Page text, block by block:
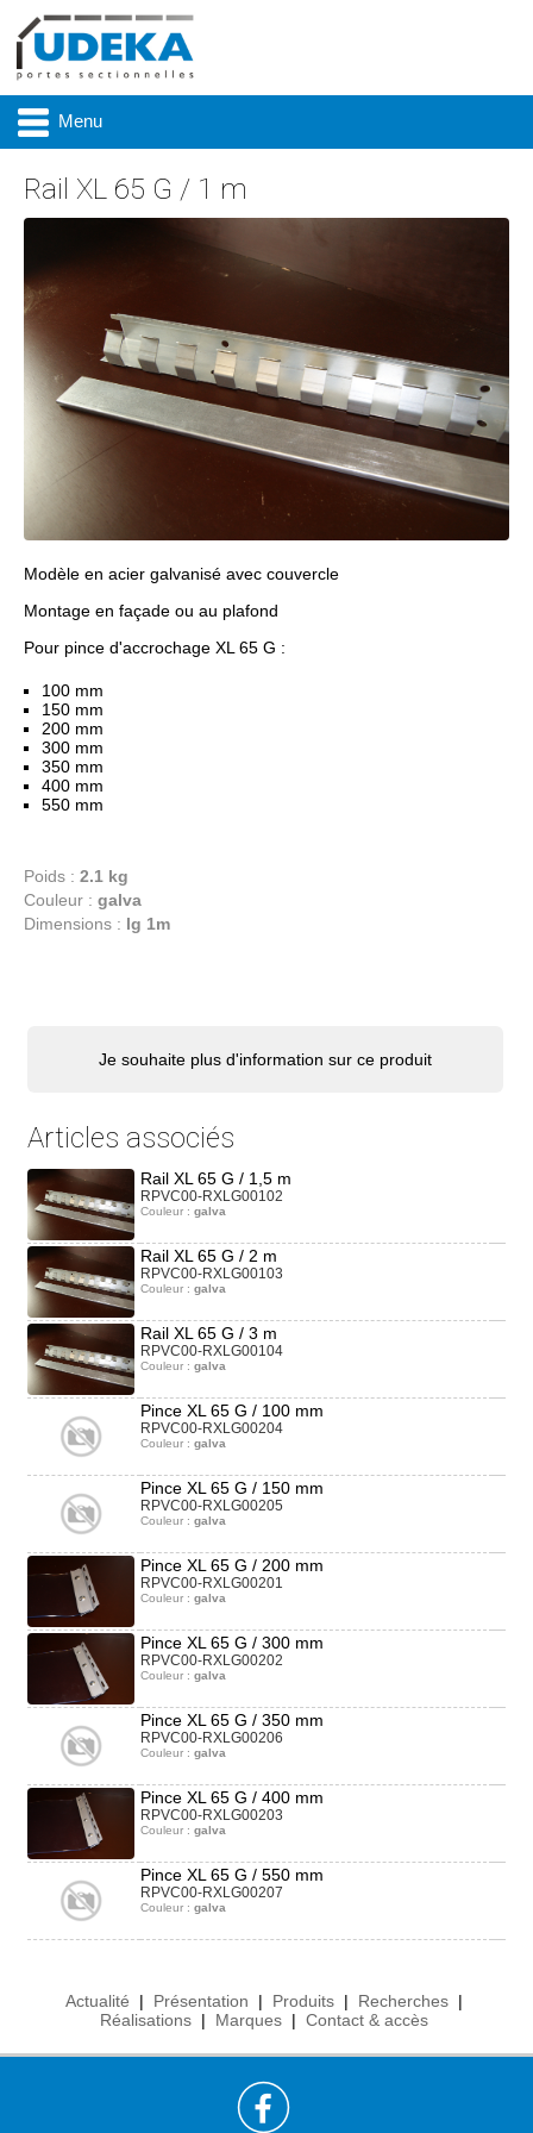
Menu
Présentation
Produits
Réalisations
Rail XL 65 G / 1 m
Modèle en acier galvanisé avec couvercle
Montage en façade ou au plafond
Pour pince d'accrochage XL 65 G :
100 mm
150 mm
200 mm
300 mm
350 mm
400 mm
550 mm
Poids : 2.1 kg
Couleur : galva
Dimensions : lg 1m
Je souhaite plus d'information sur ce produit
Articles associés
Rail XL 65 G / 1,5 m
RPVC00-RXLG00102
Couleur : galva
Rail XL 65 G / 2 m
RPVC00-RXLG00103
Couleur : galva
Rail XL 65 G / 3 m
RPVC00-RXLG00104
Couleur : galva
Pince XL 65 G / 100 mm
RPVC00-RXLG00204
Couleur : galva
Pince XL 65 G / 150 mm
RPVC00-RXLG00205
Couleur : galva
Pince XL 65 G / 200 mm
RPVC00-RXLG00201
Couleur : galva
Pince XL 65 G / 300 mm
RPVC00-RXLG00202
Couleur : galva
Pince XL 65 G / 350 mm
RPVC00-RXLG00206
Couleur : galva
Pince XL 65 G / 400 mm
RPVC00-RXLG00203
Couleur : galva
Pince XL 65 G / 550 mm
RPVC00-RXLG00207
Couleur : galva
Actualité | Présentation | Produits | Recherches |
Réalisations | Marques | Contact & accès